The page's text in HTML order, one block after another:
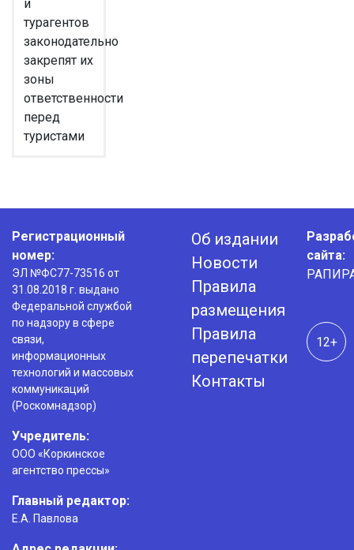
и
турагентов
законодательно
закрепят их
зоны
ответственности
перед
туристами
Регистрационный
номер:
ЭЛ №ФС77-73516 от
31.08.2018 г. выдано
Федеральной службой
по надзору в сфере
связи,
информационных
технологий и массовых
коммуникаций
(Роскомнадзор)
Учредитель:
ООО «Коркинское
агентство прессы»
Главный редактор:
Е.А. Павлова
Об издании
Новости
Правила
размещения
Правила
перепечатки
Контакты
сайта:
12+